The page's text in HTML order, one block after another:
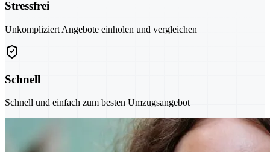
Stressfrei
Unkompliziert Angebote einholen und vergleichen
Schnell
Schnell und einfach zum besten Umzugsangebot